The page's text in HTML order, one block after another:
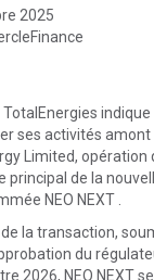
2025
indique
ses activités amont
Limited,
de la
NEO NEXT .
la transaction,
du
2026, NEO NEXT